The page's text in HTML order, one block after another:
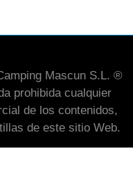
Mascun S.L. ®
prohibida cualquier
de los contenidos,
de este sitio Web.